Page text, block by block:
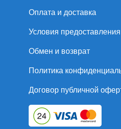
Оплата и доставка
Условия предоставления
Обмен и возврат
Политика
Договор публичной